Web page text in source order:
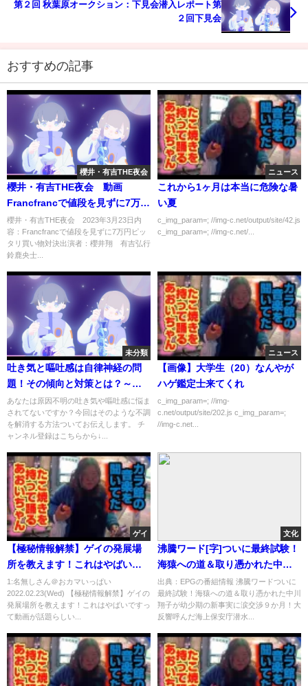
第２回 秋葉原オークション：下見会潜入レポート第
２回下見会
おすすめの記事
櫻井・有吉THE夜会
櫻井・有吉THE夜会 動画
Francfrancで値段を見ずに7万円
ピッタリ買い物対決 3月23日
櫻井・有吉THE夜会 2023年3月23日内
容：Francfrancで値段を見ずに7万円ピッ
タリ買い物対決出演者：櫻井翔 有吉弘行
鈴鹿央士...
ニュース
これから1ヶ月は本当に危険な暑
い夏
c_img_param=; //img-c.net/output/site/42.js
c_img_param=; //img-c.net/...
未分類
吐き気と嘔吐感は自律神経の問
題！その傾向と対策とは？～石
川県小松市のワイズ整体院～
あなたは原因不明の吐き気や嘔吐感に悩ま
されてないですか？今回はそのような不調
を解消する方法ついてお伝えします。 チ
ャンネル登録はこちらから↓...
ニュース
【画像】大学生（20）なんやが
ハゲ鑑定士来てくれ
c_img_param=; //img-
c.net/output/site/202.js c_img_param=;
//img-c.net...
ゲイ
【極秘情報解禁】ゲイの発展場
所を教えます！これはやばいで
す
1:名無しさん＠おカマいっぱい
2022.02.23(Wed) 【極秘情報解禁】ゲイの
発展場所を教えます！これはやばいですっ
て動画が話題らしい...
文化
沸騰ワード[字]ついに最終試験！
海猿への道＆取り憑かれた中川
翔子が幼少期の新事実に涙…の
番組内容解析まとめ
出典：EPGの番組情報 沸騰ワードついに
最終試験！海猿への道＆取り憑かれた中川
翔子が幼少期の新事実に涙交渉９か月！大
反響呼んだ海上保安庁潜水...